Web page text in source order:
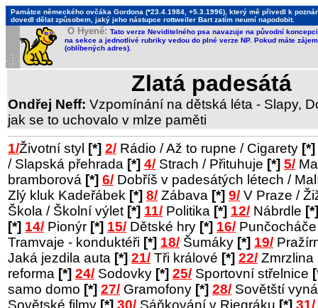
Památce německého ovčáka Gordona (*23.4.1984, +5.3.1996), který mě přivedl k
dovedl dělat způsobem, jaký jeho nástupce rottweiler Bart zatím neumí napodobit.
O Hyeně: Tato verze Neviditelného psa navazuje na původní
na sekce a jednotlivé rubriky vedou do plné verze NP. Pokud máte
(oblíbených adres).
Zlatá padesátá
Ondřej Neff: Vzpomínání na dětská léta - Slapy,
jak se to uchovalo v mlze paměti
1/Životní styl [*] 2/ Rádio / Až to rupne / Cigarety [*]
/ Slapská přehrada [*] 4/ Strach / Přituhuje [*] 5/
bramborová [*] 6/ Dobříš v padesátých létech /
Zlý kluk Kadeřábek [*] 8/ Zábava [*] 9/ V Praze /
Škola / Školní výlet [*] 11/ Politika [*] 12/ Nábrdle [*]
[*] 14/ Pionýr [*] 15/ Dětské hry [*] 16/
Tramvaje - konduktéři [*] 18/ Šumáky [*] 19/
Jaká jezdila auta [*] 21/ Tři králové [*] 22/ Zmrzlina
reforma [*] 24/ Sodovky [*] 25/ Sportovní střelnice
samo domo [*] 27/ Gramofony [*] 28/ Sovětští
Sovětské filmy [*] 30/ Sáňkování v Riegráku [*] 31/